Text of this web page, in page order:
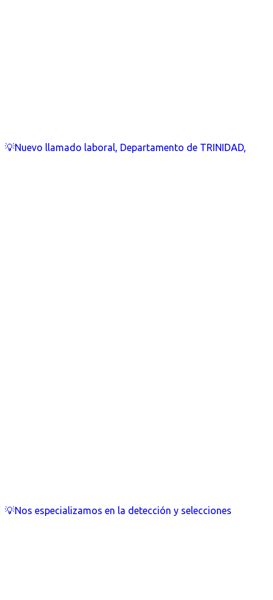
💡Nuevo llamado laboral, Departamento de TRINIDAD,
💡Nos especializamos en la detección y selecciones